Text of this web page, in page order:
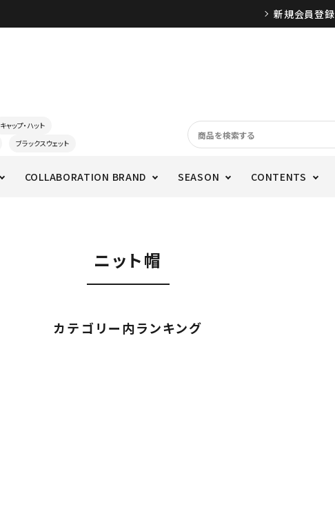
新規会員登録
キャップ・ハット
ブラックスウェット
COLLABORATION BRAND SEASON CONTENTS
ニット帽
カテゴリー内ランキング